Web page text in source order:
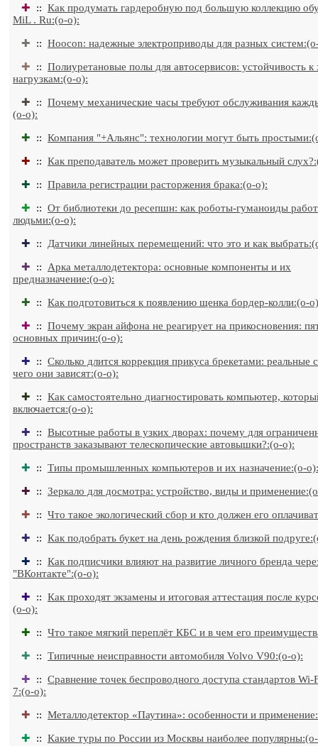
✚ :: Как продумать гардеробную под большую коллекцию
MiL . Ru:(o-o):
✚ :: Hoocon: надежные электроприводы для разных
✚ :: Полиуретановые полы для автосервисов: устойчивость
нагрузкам:(o-o):
✚ :: Почему механические часы требуют обслуживания
(o-o):
✚ :: Компания "+Альянс": технологии могут быть
✚ :: Как преподаватель может проверить музыкальный
✚ :: Правила регистрации расторжения брака:(o-o):
✚ :: От библиотеки до ресепшн: как роботы-гуманоиды
людьми:(o-o):
✚ :: Датчики линейных перемещений: что это и как
✚ :: Арка металлодетектора: основные компоненты и их
предназначение:(o-o):
✚ :: Как подготовиться к появлению щенка бордер-колли:(o-
✚ :: Почему экран айфона не реагирует на прикосновения:
основных причин:(o-o):
✚ :: Сколько длится коррекция прикуса брекетами: реальные
чего они зависят:(o-o):
✚ :: Как самостоятельно диагностировать компьютер,
включается:(o-o):
✚ :: Высотные работы в узких дворах: почему для
пространств заказывают телескопические автовышки?:(o-o):
✚ :: Типы промышленных компьютеров и их назначение:(o-o):
✚ :: Зеркало для досмотра: устройство, виды и
✚ :: Что такое экологический сбор и кто должен его
✚ :: Как подобрать букет на день рождения близкой
✚ :: Как подписчики влияют на развитие личного бренда
"ВКонтакте":(o-o):
✚ :: Как проходят экзамены и итоговая аттестация после
(o-o):
✚ :: Что такое мягкий переплёт КБС и в чем его
✚ :: Типичные неисправности автомобиля Volvo V90:(o-o):
✚ :: Сравнение точек беспроводного доступа стандартов
7:(o-o):
✚ :: Металлодетектор «Паутина»: особенности и
✚ :: Какие туры по России из Москвы наиболее